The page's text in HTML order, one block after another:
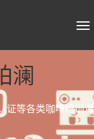
澜
证等各类咖啡培训课